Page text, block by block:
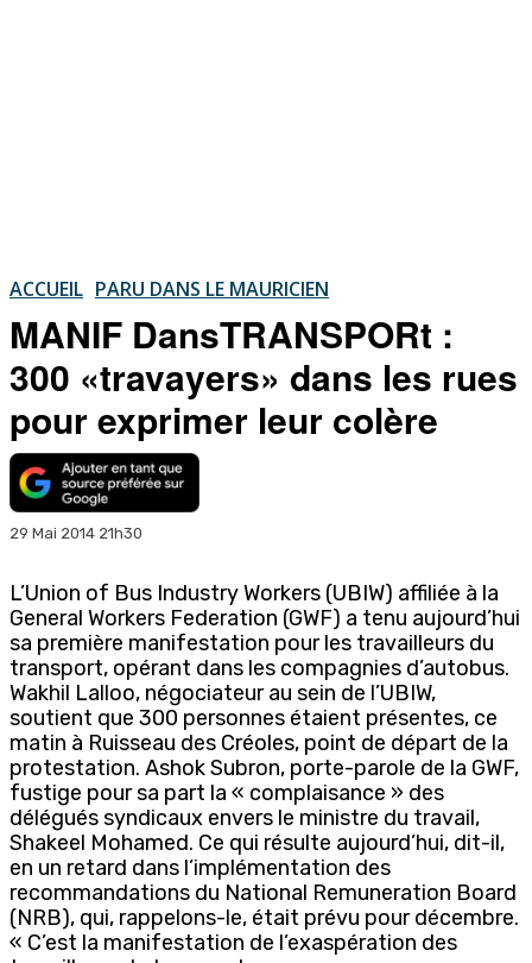
ACCUEIL PARU DANS LE MAURICIEN
MANIF DansTRANSPORt :
300 «travayers» dans les rues
pour exprimer leur colère
29 Mai 2014 21h30
L’Union of Bus Industry Workers (UBIW) affiliée à la
General Workers Federation (GWF) a tenu aujourd’hui
sa première manifestation pour les travailleurs du
transport, opérant dans les compagnies d’autobus.
Wakhil Lalloo, négociateur au sein de l’UBIW,
soutient que 300 personnes étaient présentes, ce
matin à Ruisseau des Créoles, point de départ de la
protestation. Ashok Subron, porte-parole de la GWF,
fustige pour sa part la « complaisance » des
délégués syndicaux envers le ministre du travail,
Shakeel Mohamed. Ce qui résulte aujourd’hui, dit-il,
en un retard dans l’implémentation des
recommandations du National Remuneration Board
(NRB), qui, rappelons-le, était prévu pour décembre.
« C’est la manifestation de l’exaspération des